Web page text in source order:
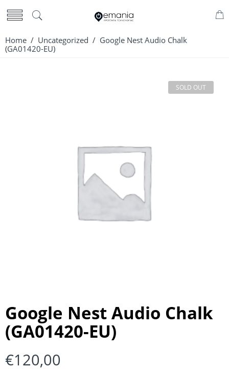
Home / Uncategorized / Google Nest Audio Chalk
(GA01420-EU)
SOLD OUT
Google Nest Audio Chalk
(GA01420-EU)
€120,00